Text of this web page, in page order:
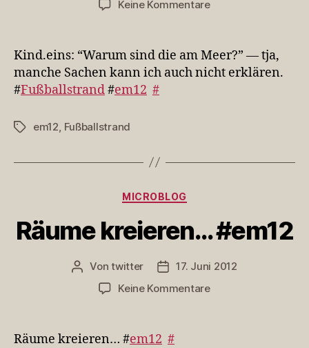
Keine Kommentarezu
sind
die
a…
Kind.eins: “Warum sind die am Meer?” — tja,
manche Sachen kann ich auch nicht erklären.
#Fußballstrand#em12 #
Schlagwörter
em12 Fußballstrand
Kategorien
MICROBLOG
Räume kreieren… #em12
Beitragsautor
Vontwitter Veröffentlichungsdatum
17. Juni 2012
Keine Kommentarezu
Räume kreieren… #em12 #